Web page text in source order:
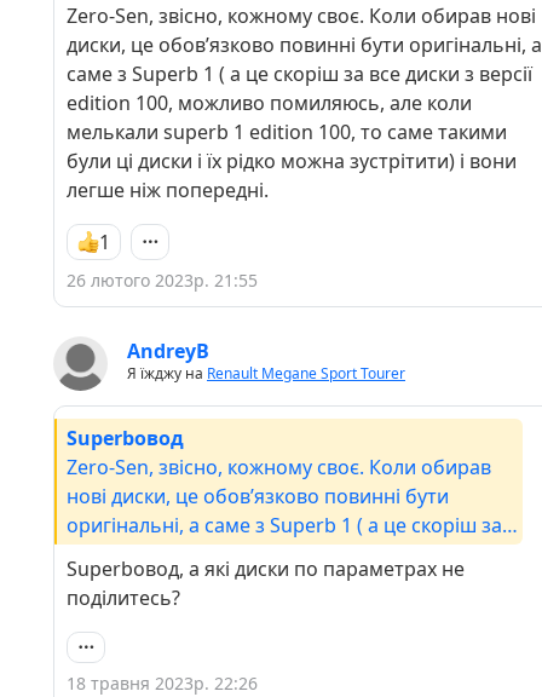
Zero-Sen, звісно, кожному своє. Коли обирав нові
диски, це обовʼязково повинні бути оригінальні, а
саме з Superb 1 ( а це скоріш за все диски з версії
edition 100, можливо помиляюсь, але коли
мелькали superb 1 edition 100, то саме такими
були ці диски і їх рідко можна зустрітити) і вони
легше ніж попередні.
1
26 лютого 2023р. 21:55
AndreyB
Я їжджу на Renault Megane Sport Tourer
Superbовод
Zero-Sen, звісно, кожному своє. Коли обирав
нові диски, це обовʼязково повинні бути
оригінальні, а саме з Superb 1 ( а це скоріш за
все диски з версії edition 100, можливо
помиляюсь, але коли мелькали superb 1
edition 100, то саме такими були ці диски і їх
рідко можна зустрітити) і вони легше ніж
попередні.
Superbовод, а які диски по параметрах не
поділитесь?
18 травня 2023р. 22:26